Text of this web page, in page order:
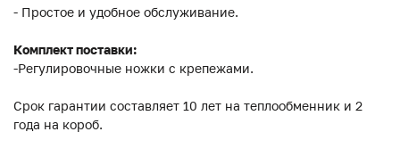
- Простое и удобное обслуживание.
Комплект поставки:
-Регулировочные ножки с крепежами.
Срок гарантии составляет 10 лет на теплообменник и 2
года на короб.